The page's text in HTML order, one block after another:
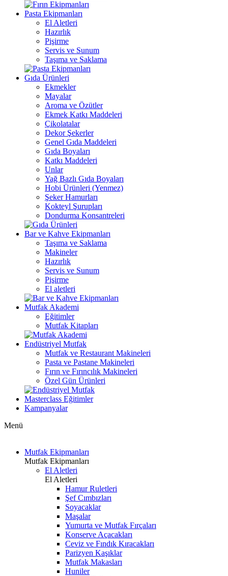
Pasta Ekipmanları
El Aletleri
Hazırlık
Pişirme
Servis ve Sunum
Taşıma ve Saklama
Gıda Ürünleri
Ekmekler
Mayalar
Aroma ve Özütler
Ekmek Katkı Maddeleri
Çikolatalar
Dekor Şekerler
Genel Gıda Maddeleri
Gıda Boyaları
Katkı Maddeleri
Unlar
Yağ Bazlı Gıda Boyaları
Hobi Ürünleri (Yenmez)
Şeker Hamurları
Kokteyl Şurupları
Dondurma Konsantreleri
Bar ve Kahve Ekipmanları
Taşıma ve Saklama
Makineler
Hazırlık
Servis ve Sunum
Pişirme
El aletleri
Mutfak Akademi
Eğitimler
Mutfak Kitapları
Endüstriyel Mutfak
Mutfak ve Restaurant Makineleri
Pasta ve Pastane Makineleri
Fırın ve Fırıncılık Makineleri
Özel Gün Ürünleri
Masterclass Eğitimler
Kampanyalar
Menü
Mutfak Ekipmanları
Mutfak Ekipmanları
El Aletleri
El Aletleri
Hamur Ruletleri
Şef Cımbızları
Soyacaklar
Maşalar
Yumurta ve Mutfak Fırçaları
Konserve Açacakları
Ceviz ve Fındık Kıracakları
Parizyen Kaşıklar
Mutfak Makasları
Huniler